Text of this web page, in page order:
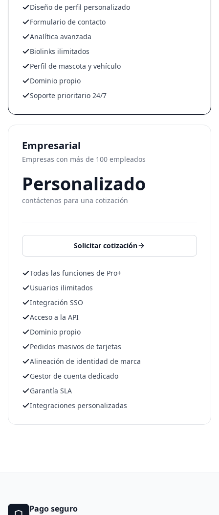
Diseño de perfil personalizado
Formulario de contacto
Analítica avanzada
Biolinks ilimitados
Perfil de mascota y vehículo
Dominio propio
Soporte prioritario 24/7
Empresarial
Empresas con más de 100 empleados
Personalizado
contáctenos para una cotización
Solicitar cotización
Todas las funciones de Pro+
Usuarios ilimitados
Integración SSO
Acceso a la API
Dominio propio
Pedidos masivos de tarjetas
Alineación de identidad de marca
Gestor de cuenta dedicado
Garantía SLA
Integraciones personalizadas
Pago seguro